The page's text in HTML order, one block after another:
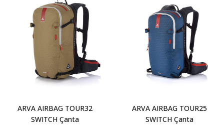
ARVA AIRBAG TOUR32
SWITCH Çanta
ARVA AIRBAG TOUR25
SWITCH Çanta